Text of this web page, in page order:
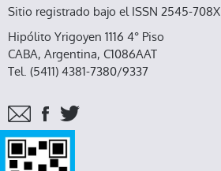
Sitio registrado bajo el ISSN 2545-708X
Hipólito Yrigoyen 1116 4° Piso
CABA, Argentina, C1086AAT
Tel. (5411) 4381-7380/9337